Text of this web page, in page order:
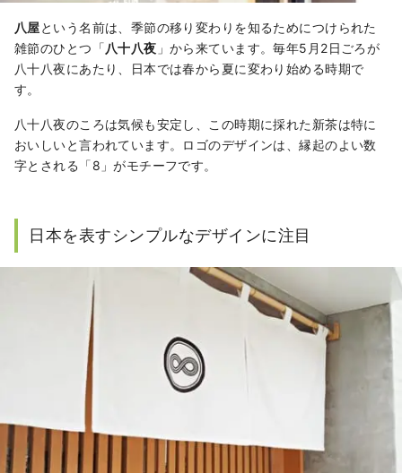
八屋という名前は、季節の移り変わりを知るためにつけられた
雑節のひとつ「八十八夜 」から来ています。毎年5月2日ごろが
八十八夜にあたり、日本では春から夏に変わり始める時期で
す。
八十八夜のころは気候も安定し、この時期に採れた新茶は特に
おいしいと言われています。ロゴのデザインは、縁起のよい数
字とされる「8」がモチーフです。
日本を表すシンプルなデザインに注目